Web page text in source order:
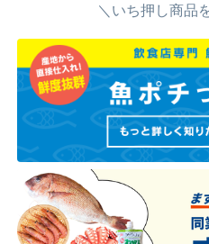
＼いち押し商品